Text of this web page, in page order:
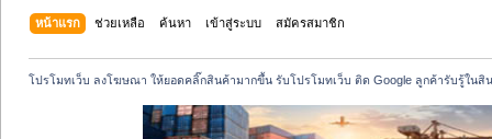
หน้าแรก ช่วยเหลือ ค้นหา เข้าสู่ระบบ สมัครสมาชิก
โปรโมทเว็บ ลงโฆษณา ให้ยอดคลิ๊กสินค้ามากขึ้น รับโปรโมทเว็บ ติด Google ลูกค้ารับรู้ใน